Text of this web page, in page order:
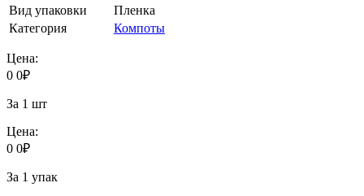
Вид упаковки
Пленка
Категория
Компоты
Цена:
0 0₽
За 1 шт
Цена:
0 0₽
За 1 упак